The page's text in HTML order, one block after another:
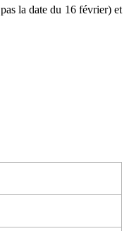
la date du 16 février) et